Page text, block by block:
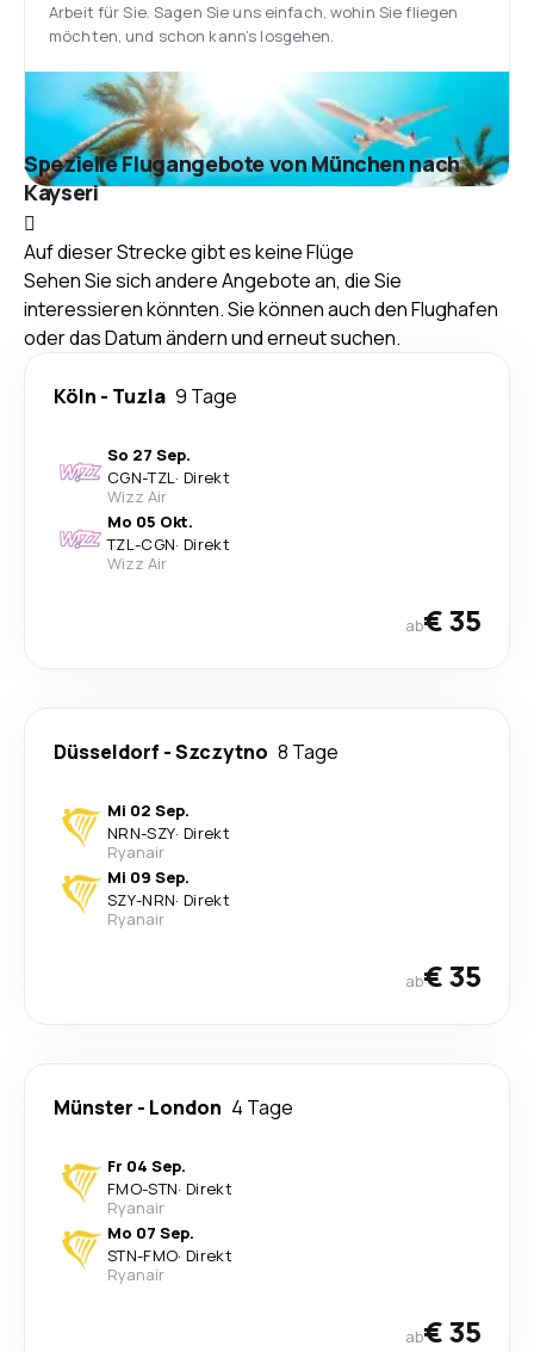
Arbeit für Sie. Sagen Sie uns einfach, wohin Sie fliegen
möchten, und schon kann’s losgehen.
Spezielle Flugangebote von München nach
Kayseri
Auf dieser Strecke gibt es keine Flüge
Sehen Sie sich andere Angebote an, die Sie
interessieren könnten. Sie können auch den Flughafen
oder das Datum ändern und erneut suchen.
Köln - Tuzla 9 Tage
So 27 Sep.
CGN-TZL· Direkt
Wizz Air
Mo 05 Okt.
TZL-CGN· Direkt
Wizz Air
ab€ 35
Düsseldorf -Szczytno 8 Tage
Mi 02 Sep.
NRN-SZY· Direkt
Ryanair
Mi 09 Sep.
SZY-NRN· Direkt
Ryanair
ab€ 35
Münster - London 4 Tage
Fr 04 Sep.
FMO-STN· Direkt
Ryanair
Mo 07 Sep.
STN-FMO· Direkt
Ryanair
ab€ 35